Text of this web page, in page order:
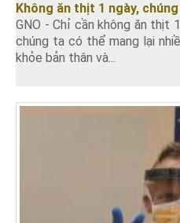
Không ăn thịt 1 ngày,
GNO - Chỉ cần không ăn thịt
chúng ta có thể mang lại
khỏe bản thân và...